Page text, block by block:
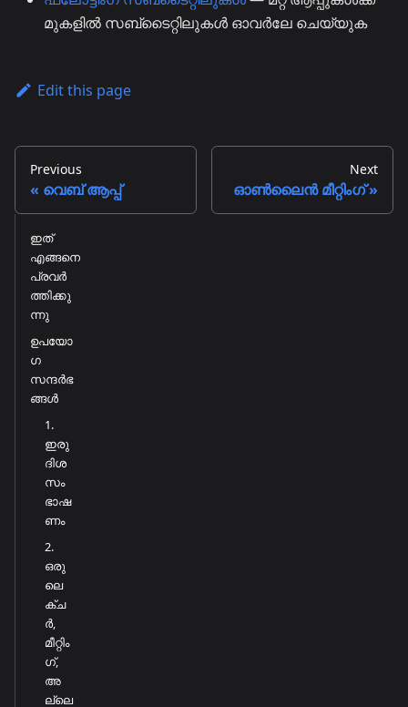
മുകളിൽ സബ്ടൈറ്റിലുകൾ ഓവർലേ ചെയ്യുക
Edit this page
Previous
വെബ് ആപ്പ്
Next
ഓൺലൈൻ മീറ്റിംഗ്
ഇത്
എങ്ങനെ
പ്രവർ
ത്തിക്കു
ന്നു
ഉപയോ
ഗ
സന്ദർഭ
ങ്ങൾ
1.
ഇരു
ദിശ
സം
ഭാഷ
ണം
2.
ഒരു
ലെ
ക്ച
ർ,
മീറ്റിം
ഗ്,
അ
ല്ലെ